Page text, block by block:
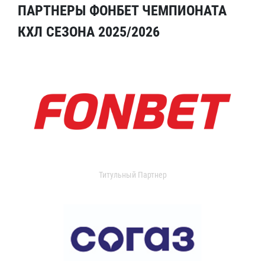
ПАРТНЕРЫ ФОНБЕТ ЧЕМПИОНАТА
КХЛ СЕЗОНА 2025/2026
Титульный Партнер